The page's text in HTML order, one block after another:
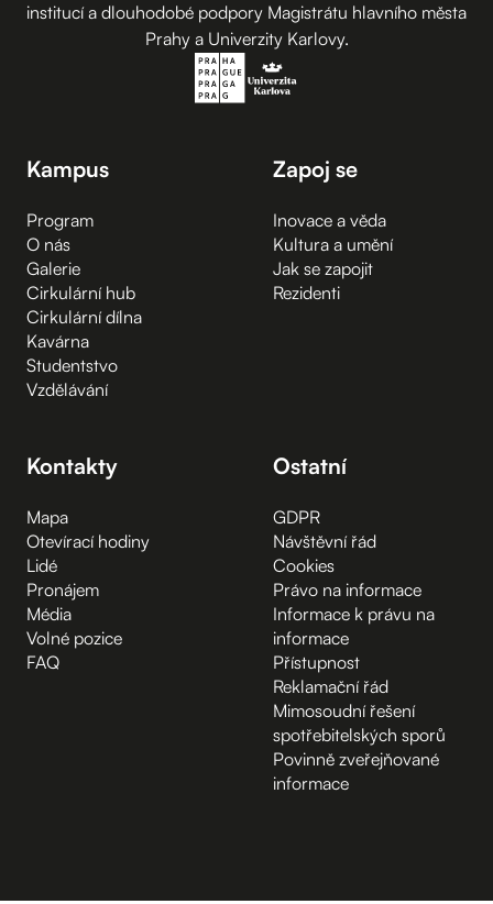
institucí a dlouhodobé podpory Magistrátu hlavního města
Prahy a Univerzity Karlovy.
Kampus
Program
O nás
Galerie
Cirkulární hub
Cirkulární dílna
Kavárna
Studentstvo
Vzdělávání
Zapoj se
Inovace a věda
Kultura a umění
Jak se zapojit
Rezidenti
Kontakty
Mapa
Otevírací hodiny
Lidé
Pronájem
Média
Volné pozice
FAQ
Ostatní
GDPR
Návštěvní řád
Cookies
Právo na informace
Informace k právu na
informace
Přístupnost
Reklamační řád
Mimosoudní řešení
spotřebitelských sporů
Povinně zveřejňované
informace